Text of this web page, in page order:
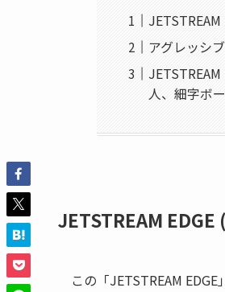
アグレッシ
人、細字ボ
JETSTREAM
この「JETSTREAM